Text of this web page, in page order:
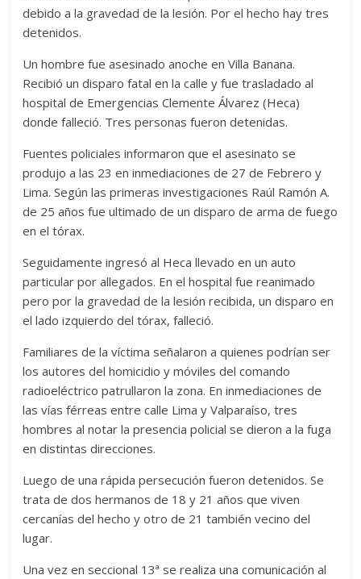
debido a la gravedad de la lesión. Por el hecho hay tres
detenidos.
Un hombre fue asesinado anoche en Villa Banana.
Recibió un disparo fatal en la calle y fue trasladado al
hospital de Emergencias Clemente Álvarez (Heca)
donde falleció. Tres personas fueron detenidas.
Fuentes policiales informaron que el asesinato se
produjo a las 23 en inmediaciones de 27 de Febrero y
Lima. Según las primeras investigaciones Raúl Ramón A.
de 25 años fue ultimado de un disparo de arma de fuego
en el tórax.
Seguidamente ingresó al Heca llevado en un auto
particular por allegados. En el hospital fue reanimado
pero por la gravedad de la lesión recibida, un disparo en
el lado izquierdo del tórax, falleció.
Familiares de la víctima señalaron a quienes podrían ser
los autores del homicidio y móviles del comando
radioeléctrico patrullaron la zona. En inmediaciones de
las vías férreas entre calle Lima y Valparaíso, tres
hombres al notar la presencia policial se dieron a la fuga
en distintas direcciones.
Luego de una rápida persecución fueron detenidos. Se
trata de dos hermanos de 18 y 21 años que viven
cercanías del hecho y otro de 21 también vecino del
lugar.
Una vez en seccional 13ª se realiza una comunicación al